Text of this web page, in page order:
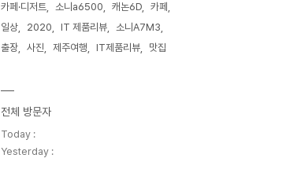
카페·디저트
소니a6500 캐논6D
카페
일상
2020 IT 제품리뷰
소니A7M3
출장
사진 제주여행 IT제품리뷰 맛집
전체 방문자
Today :
Yesterday :